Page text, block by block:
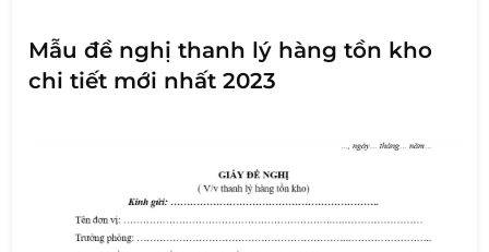
Mẫu đề nghị thanh lý hàng tồn kho
chi tiết mới nhất 2023